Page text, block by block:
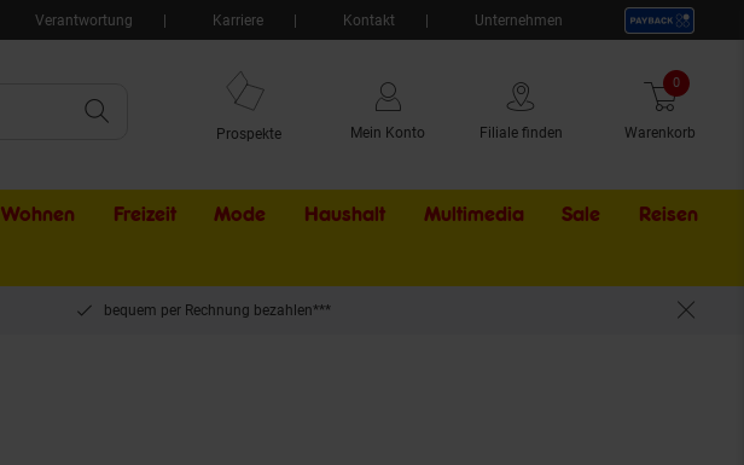
Verantwortung Karriere Kontakt Unternehmen
Prospekte Mein Konto Filiale finden Warenkorb
0 Artikel
Wohnen Freizeit Mode Haushalt Multimedia Sale Externer
Reisen
bequem per Rechnung bezahlen***